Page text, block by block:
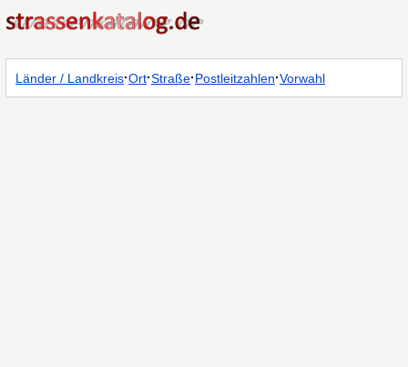
Länder / Landkreis·Ort·Straße·Postleitzahlen·Vorwahl